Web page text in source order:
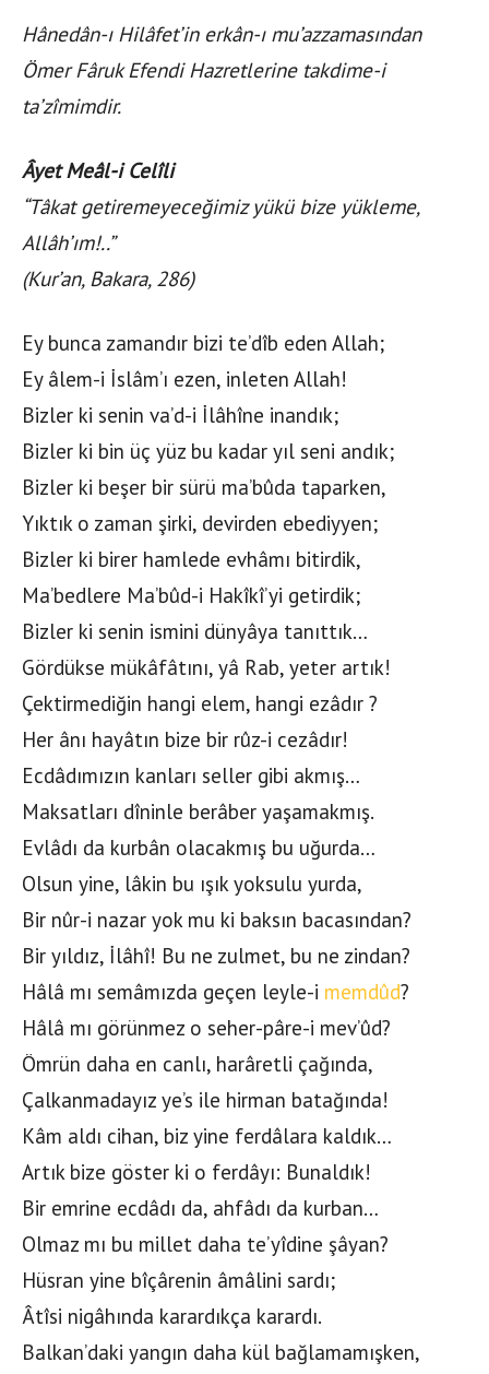
Hânedân-ı Hilâfet’in erkân-ı mu’azzamasından
Ömer Fâruk Efendi Hazretlerine takdime-i
ta’zîmimdir.
Âyet Meâl-i Celîli
“Tâkat getiremeyeceğimiz yükü bize yükleme,
Allâh’ım!..”
(Kur’an, Bakara, 286)
Ey bunca zamandır bizi te’dîb eden Allah;
Ey âlem-i İslâm’ı ezen, inleten Allah!
Bizler ki senin va’d-i İlâhîne inandık;
Bizler ki bin üç yüz bu kadar yıl seni andık;
Bizler ki beşer bir sürü ma’bûda taparken,
Yıktık o zaman şirki, devirden ebediyyen;
Bizler ki birer hamlede evhâmı bitirdik,
Ma’bedlere Ma’bûd-i Hakîkî’yi getirdik;
Bizler ki senin ismini dünyâya tanıttık…
Gördükse mükâfâtını, yâ Rab, yeter artık!
Çektirmediğin hangi elem, hangi ezâdır ?
Her ânı hayâtın bize bir rûz-i cezâdır!
Ecdâdımızın kanları seller gibi akmış…
Maksatları dîninle berâber yaşamakmış.
Evlâdı da kurbân olacakmış bu uğurda…
Olsun yine, lâkin bu ışık yoksulu yurda,
Bir nûr-i nazar yok mu ki baksın bacasından?
Bir yıldız, İlâhî! Bu ne zulmet, bu ne zindan?
Hâlâ mı semâmızda geçen leyle-i memdûd?
Hâlâ mı görünmez o seher-pâre-i mev’ûd?
Ömrün daha en canlı, harâretli çağında,
Çalkanmadayız ye’s ile hirman batağında!
Kâm aldı cihan, biz yine ferdâlara kaldık…
Artık bize göster ki o ferdâyı: Bunaldık!
Bir emrine ecdâdı da, ahfâdı da kurban…
Olmaz mı bu millet daha te’yîdine şâyan?
Hüsran yine bîçârenin âmâlini sardı;
Âtîsi nigâhında karardıkça karardı.
Balkan’daki yangın daha kül bağlamamışken,